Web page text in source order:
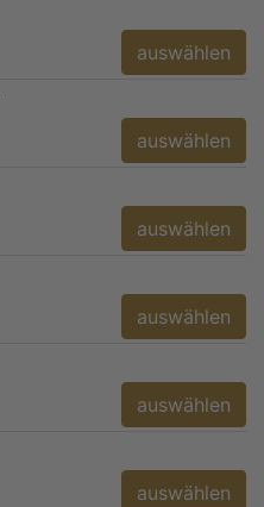
auswählen
auswählen
auswählen
auswählen
auswählen
auswählen